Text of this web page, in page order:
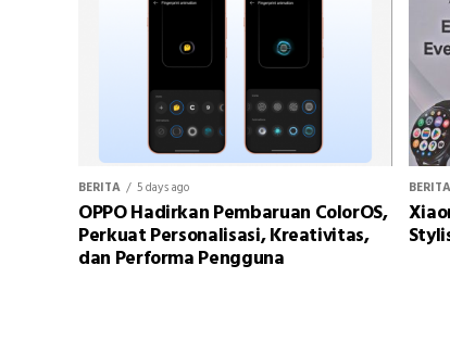
BERITA 5 days ago
OPPO Hadirkan Pembaruan ColorOS,
Perkuat Personalisasi, Kreativitas,
dan Performa Pengguna
BERITA